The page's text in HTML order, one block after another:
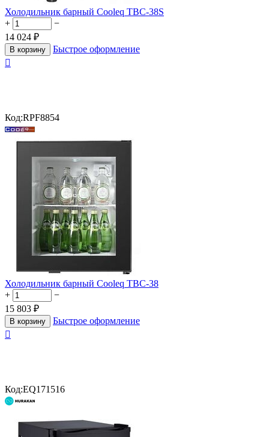
Холодильник барный Cooleq TBC-38S
+
−
14 024 ₽
В корзину
Быстрое оформление

Код:RPF8854
Холодильник барный Cooleq TBC-38
+
−
15 803 ₽
В корзину
Быстрое оформление

Код:EQ171516